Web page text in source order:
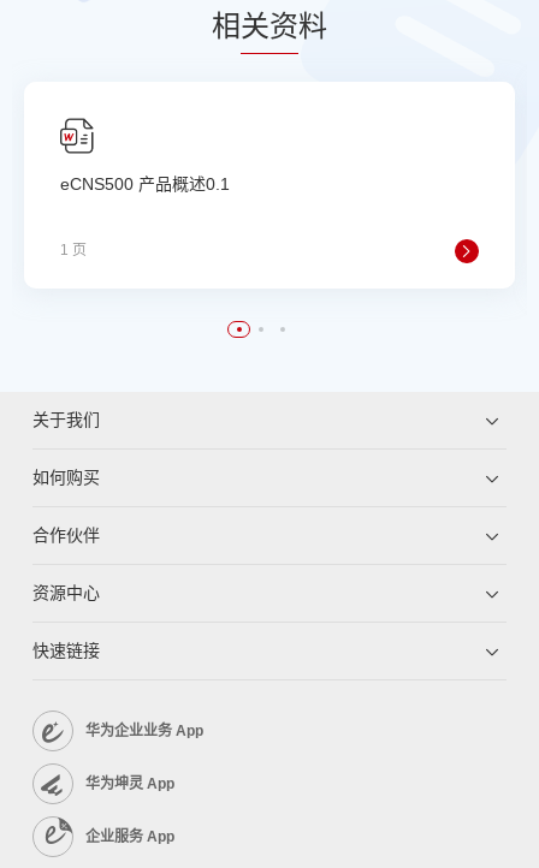
相关资料
eCNS500 产品概述0.1
1 页
关于我们
如何购买
合作伙伴
资源中心
快速链接
华为企业业务 App
华为坤灵 App
企业服务 App